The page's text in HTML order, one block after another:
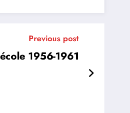
Previous post
1956-1961